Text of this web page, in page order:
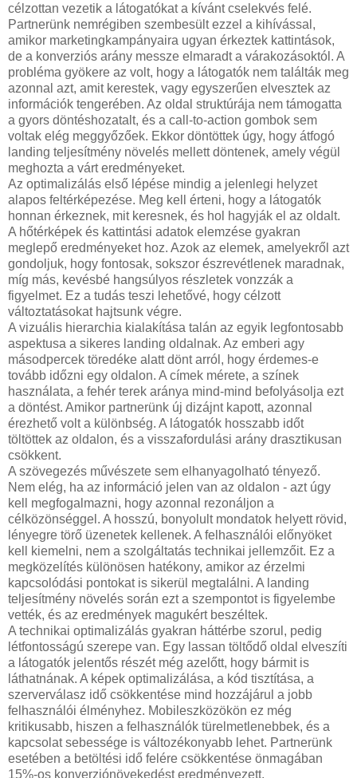
célzottan vezetik a látogatókat a kívánt cselekvés felé.
Partnerünk nemrégiben szembesült ezzel a kihívással,
amikor marketingkampányaira ugyan érkeztek kattintások,
de a konverziós arány messze elmaradt a várakozásoktól. A
probléma gyökere az volt, hogy a látogatók nem találták meg
azonnal azt, amit kerestek, vagy egyszerűen elvesztek az
információk tengerében. Az oldal struktúrája nem támogatta
a gyors döntéshozatalt, és a call-to-action gombok sem
voltak elég meggyőzőek. Ekkor döntöttek úgy, hogy átfogó
landing teljesítmény növelés mellett döntenek, amely végül
meghozta a várt eredményeket.
Az optimalizálás első lépése mindig a jelenlegi helyzet
alapos feltérképezése. Meg kell érteni, hogy a látogatók
honnan érkeznek, mit keresnek, és hol hagyják el az oldalt.
A hőtérképek és kattintási adatok elemzése gyakran
meglepő eredményeket hoz. Azok az elemek, amelyekről azt
gondoljuk, hogy fontosak, sokszor észrevétlenek maradnak,
míg más, kevésbé hangsúlyos részletek vonzzák a
figyelmet. Ez a tudás teszi lehetővé, hogy célzott
változtatásokat hajtsunk végre.
A vizuális hierarchia kialakítása talán az egyik legfontosabb
aspektusa a sikeres landing oldalnak. Az emberi agy
másodpercek töredéke alatt dönt arról, hogy érdemes-e
tovább időzni egy oldalon. A címek mérete, a színek
használata, a fehér terek aránya mind-mind befolyásolja ezt
a döntést. Amikor partnerünk új dizájnt kapott, azonnal
érezhető volt a különbség. A látogatók hosszabb időt
töltöttek az oldalon, és a visszafordulási arány drasztikusan
csökkent.
A szövegezés művészete sem elhanyagolható tényező.
Nem elég, ha az információ jelen van az oldalon - azt úgy
kell megfogalmazni, hogy azonnal rezonáljon a
célközönséggel. A hosszú, bonyolult mondatok helyett rövid,
lényegre törő üzenetek kellenek. A felhasználói előnyöket
kell kiemelni, nem a szolgáltatás technikai jellemzőit. Ez a
megközelítés különösen hatékony, amikor az érzelmi
kapcsolódási pontokat is sikerül megtalálni. A landing
teljesítmény növelés során ezt a szempontot is figyelembe
vették, és az eredmények magukért beszéltek.
A technikai optimalizálás gyakran háttérbe szorul, pedig
létfontosságú szerepe van. Egy lassan töltődő oldal elveszíti
a látogatók jelentős részét még azelőtt, hogy bármit is
láthatnának. A képek optimalizálása, a kód tisztítása, a
szerverválasz idő csökkentése mind hozzájárul a jobb
felhasználói élményhez. Mobileszközökön ez még
kritikusabb, hiszen a felhasználók türelmetlenebbek, és a
kapcsolat sebessége is változékonyabb lehet. Partnerünk
esetében a betöltési idő felére csökkentése önmagában
15%-os konverziónövekedést eredményezett.